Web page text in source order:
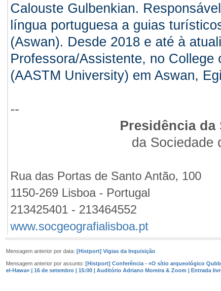
Calouste Gulbenkian.
língua portuguesa a guias
(Aswan). Desde 2018 e até à
Professora/Assistente, no
(AASTM University) em Aswan,
--
Presidência da
da Sociedade
Rua das Portas de Santo Antão, 100
1150-269 Lisboa - Portugal
213425401 - 213464552
www.socgeografialisboa.pt
Mensagem anterior por data: [Histport] Vigias da Inquisição
Mensagem anterior por assunto: [Histport] Conferência - «O sítio arqueológico
el-Hawa» | 16 de setembro | 15:00 | Auditório Adriano Moreira & Zoom | Entrada